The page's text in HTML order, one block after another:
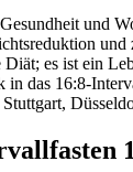
und
und
Diät; es ist ein
das 16:8-